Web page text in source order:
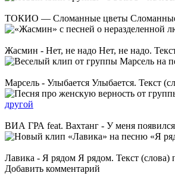
ТОКИО — Сломанные цветы Сломанные
Жасмин - Нет, не надо Нет, не надо.
Марсель - Улыбается Улыбается. Текст
другой
ВИА ГРА feat. Вахтанг - У меня
Лавика - Я рядом Я рядом. Текст
Добавить комментарий